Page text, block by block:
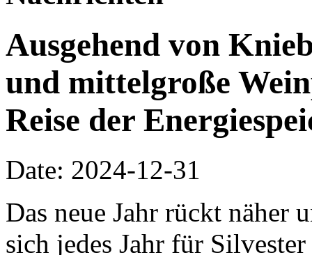
Ausgehend von
und mittelgroße
Reise der
Date: 2024-12-31
Das neue Jahr rückt näher
sich jedes Jahr für